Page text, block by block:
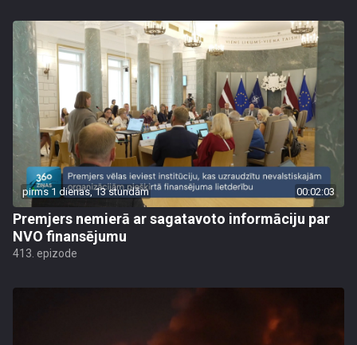
pirms 1 dienas, 13 stundām 00:02:03
Premjers nemierā ar sagatavoto informāciju par
NVO finansējumu
413. epizode